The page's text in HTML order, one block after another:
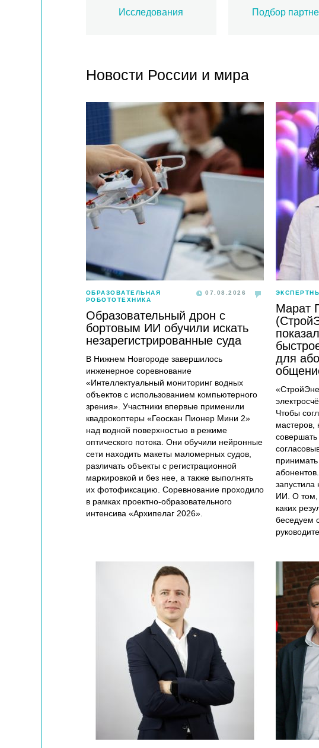
Исследования Подбор
Новости России и мира
ОБРАЗОВАТЕЛЬНАЯ
РОБОТОТЕХНИКА
07.08.2026
Образовательный дрон с
бортовым ИИ обучили искать
незарегистрированные суда
В Нижнем Новгороде завершилось
инженерное соревнование
«Интеллектуальный мониторинг водных
объектов с использованием компьютерного
зрения». Участники впервые применили
квадрокоптеры «Геоскан Пионер Мини 2»
над водной поверхностью в режиме
оптического потока. Они обучили нейронные
сети находить макеты маломерных судов,
различать объекты с регистрационной
маркировкой и без нее, а также выполнять
их фотофиксацию. Соревнование проходило
в рамках проектно-образовательного
интенсива «Архипелаг 2026».
Марат
для
Чтобы
мастеров,
совершать
запустила
ИИ. О том,
каких
беседуем